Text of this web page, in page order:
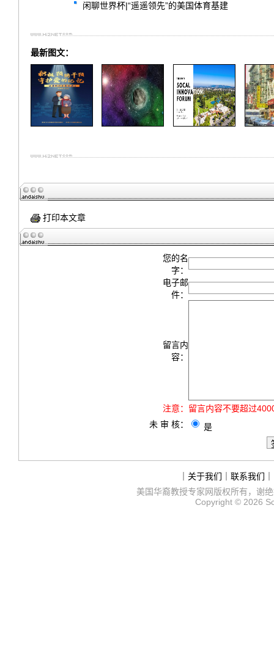
闲聊世界杯|“遥遥领先”的美国体育基建
最新图文：
打印本文章
您的名
字：
电子邮
件：
留言内
容：
注意： 留言内容不要超过
未 审 核：
是
关于我们 联系我们
美国华裔教授专家网版权所有，谢
Copyright © 2026